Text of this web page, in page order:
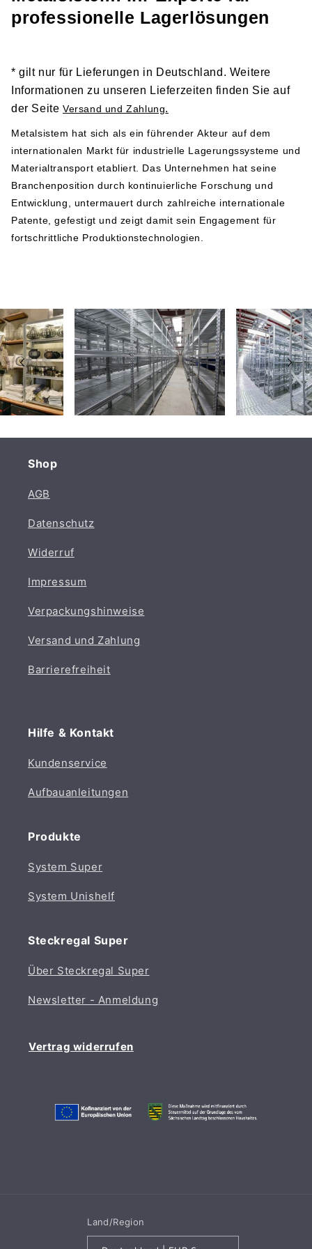
Links zu den entsprechenden Dokumenten und sollten
vor der Installation und Nutzung der Produkte gründlich
Sicherheitshinweis 1
Metalsistem
Viale dell’Industria 2
38068 Rovereto
Italy
Telefonnummer: +39 0464 303030
professionelle Lagerlösungen
* gilt nur für Lieferungen in Deutschland. Weitere
Informationen zu unseren Lieferzeiten finden Sie auf
der Seite Versand und Zahlung.
Metalsistem hat sich als ein führender Akteur auf dem
internationalen Markt für industrielle Lagerungssysteme und
Materialtransport etabliert. Das Unternehmen hat seine
Branchenposition durch kontinuierliche Forschung und
Entwicklung, untermauert durch zahlreiche internationale
Patente, gefestigt und zeigt damit sein Engagement für
fortschrittliche Produktionstechnologien.
Shop
AGB
Datenschutz
Widerruf
Impressum
Verpackungshinweise
Versand und Zahlung
Barrierefreiheit
Hilfe & Kontakt
Kundenservice
Aufbauanleitungen
Produkte
System Super
System Unishelf
Steckregal Super
Über Steckregal Super
Newsletter - Anmeldung
Vertrag widerrufen
Land/Region